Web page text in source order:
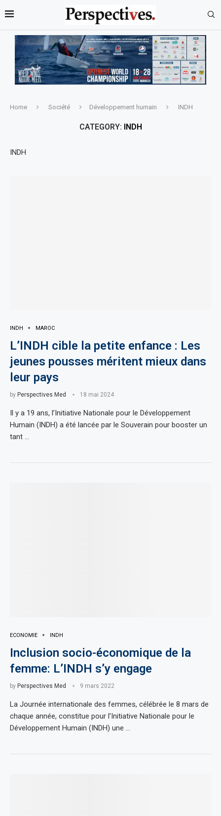
Home Société Développement humain INDH
CATEGORY: INDH
INDH
INDH MAROC
L’INDH cible la petite enfance : Les
jeunes pousses méritent mieux dans
leur pays
by Perspectives Med 18 mai 2024
Il y a 19 ans, l’Initiative Nationale pour le Développement
Humain (INDH) a été lancée par le Souverain pour booster un
tant …
ECONOMIE INDH
Inclusion socio-économique de la
femme: L’INDH s’y engage
by Perspectives Med 9 mars 2022
La Journée internationale des femmes, célébrée le 8 mars de
chaque année, constitue pour l’Initiative Nationale pour le
Développement Humain (INDH) une …